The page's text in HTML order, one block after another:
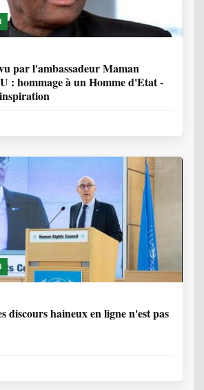
par l'ambassadeur Maman
: hommage à un Homme d'Etat -
discours haineux en ligne n'est pas